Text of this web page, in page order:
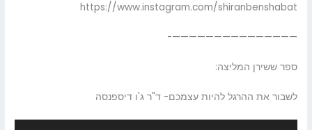
https://www.instagram.com/shiranbenshabat
———————————————-
ספר ששירן המליצה:
לשבור את ההרגל להיות עצמכם- ד"ר ג'ו דיספנסה